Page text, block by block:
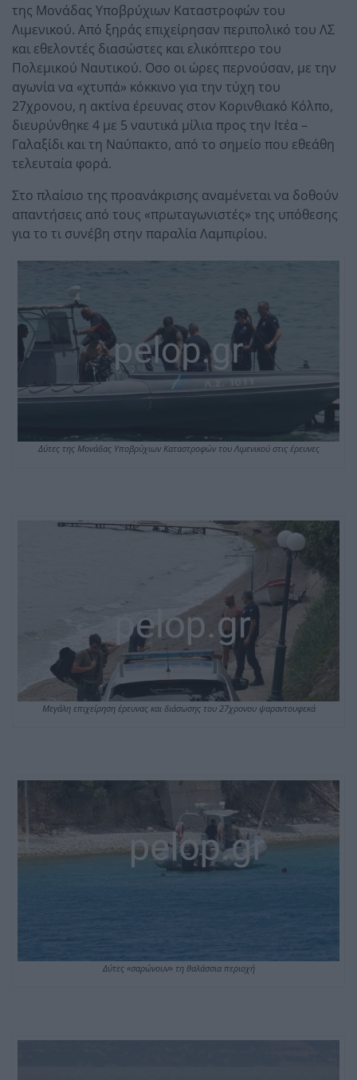
της Μονάδας Υποβρύχιων Καταστροφών του
Λιμενικού. Από ξηράς επιχείρησαν περιπολικό του ΛΣ
και εθελοντές διασώστες και ελικόπτερο του
Πολεμικού Ναυτικού. Οσο οι ώρες περνούσαν, με την
αγωνία να «χτυπά» κόκκινο για την τύχη του
27χρονου, η ακτίνα έρευνας στον Κορινθιακό Κόλπο,
διευρύνθηκε 4 με 5 ναυτικά μίλια προς την Ιτέα –
Γαλαξίδι και τη Ναύπακτο, από το σημείο που εθεάθη
τελευταία φορά.
Στο πλαίσιο της προανάκρισης αναμένεται να δοθούν
απαντήσεις από τους «πρωταγωνιστές» της υπόθεσης
για το τι συνέβη στην παραλία Λαμπιρίου.
Δύτες της Μονάδας Υποβρύχιων Καταστροφών του Λιμενικού στις έρευνες
Μεγάλη επιχείρηση έρευνας και διάσωσης του 27χρονου ψαραντουφεκά
Δύτες «σαρώνουν» τη θαλάσσια περιοχή